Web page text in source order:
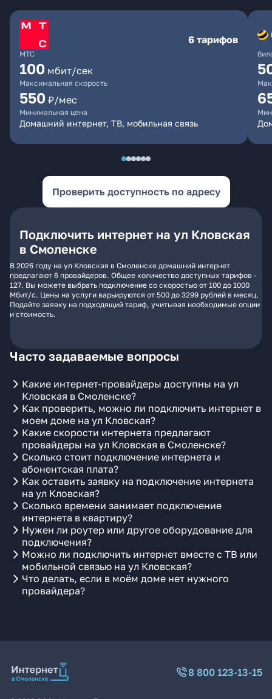
МТС
6 тарифов
100 мбит/сек
Максимальная скорость
550 ₽/мес
Минимальная цена
Домашний интернет, ТВ, мобильная связь
Проверить доступность по адресу
Подключить интернет на ул Кловская
в Смоленске
В 2026 году на ул Кловская в Смоленске домашний интернет
предлагают 6 провайдеров. Общее количество доступных тарифов -
127. Вы можете выбрать подключение со скоростью от 100 до 1000
Мбит/с. Цены на услуги варьируются от 500 до 3299 рублей в месяц.
Подайте заявку на подходящий тариф, учитывая необходимые опции
и стоимость.
Часто задаваемые вопросы
Какие интернет-провайдеры доступны на ул
Кловская в Смоленске?
Как проверить, можно ли подключить интернет в
моем доме на ул Кловская?
Какие скорости интернета предлагают
провайдеры на ул Кловская в Смоленске?
Сколько стоит подключение интернета и
абонентская плата?
Как оставить заявку на подключение интернета
на ул Кловская?
Сколько времени занимает подключение
интернета в квартиру?
Нужен ли роутер или другое оборудование для
подключения?
Можно ли подключить интернет вместе с ТВ или
мобильной связью на ул Кловская?
Что делать, если в моём доме нет нужного
провайдера?
8 800 123-13-15